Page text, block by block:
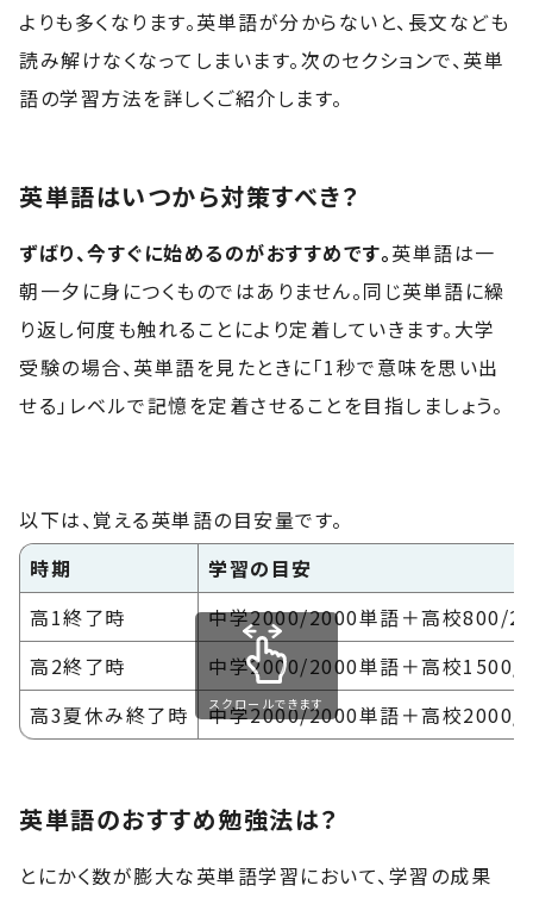
よりも多くなります。英単語が分からないと、長文なども
読み解けなくなってしまいます。次のセクションで、英単
語の学習方法を詳しくご紹介します。
英単語はいつから対策すべき？
ずばり、今すぐに始めるのがおすすめです。英単語は一
朝一夕に身につくものではありません。同じ英単語に繰
り返し何度も触れることにより定着していきます。大学
受験の場合、英単語を見たときに「1秒で意味を思い出
せる」レベルで記憶を定着させることを目指しましょう。
以下は、覚える英単語の目安量です。
時期
学習の目安
高1終了時
中学2000/2000単語＋高校800/
高2終了時
中学2000/2000単語＋高校1500/
高3夏休み終了時
中学2000/2000単語＋高校2000/
スクロールできます
英単語のおすすめ勉強法は？
とにかく数が膨大な英単語学習において、学習の成果